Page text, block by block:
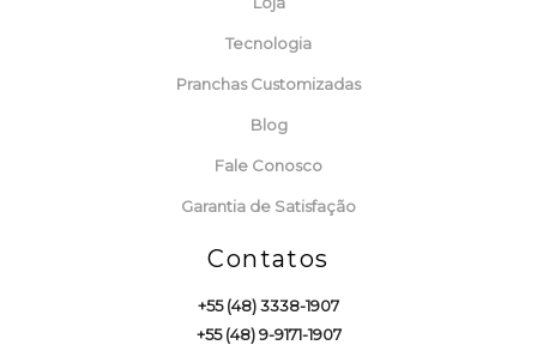
Tecnologia
Pranchas Customizadas
Blog
Fale Conosco
Garantia de Satisfação
Contatos
+55 (48) 3338-1907
+55 (48) 9-9171-1907